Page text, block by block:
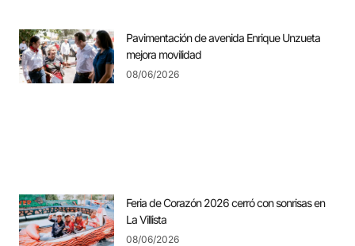
Pavimentación de avenida Enrique Unzueta
mejora movilidad
08/06/2026
Feria de Corazón 2026 cerró con sonrisas en
La Villista
08/06/2026